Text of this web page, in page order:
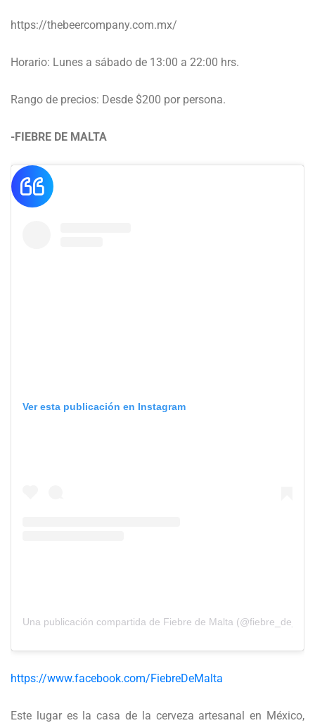
https://thebeercompany.com.mx/
Horario: Lunes a sábado de 13:00 a 22:00 hrs.
Rango de precios: Desde $200 por persona.
-FIEBRE DE MALTA
Ver esta publicación en Instagram
Una publicación compartida de Fiebre de Malta
https://www.facebook.com/FiebreDeMalta
Este lugar es la casa de la cerveza artesanal en México,